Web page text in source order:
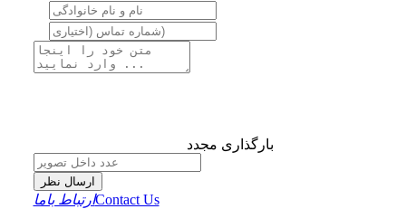
بارگذاری مجدد
ارسال نظر
ارتباط باماContact Us